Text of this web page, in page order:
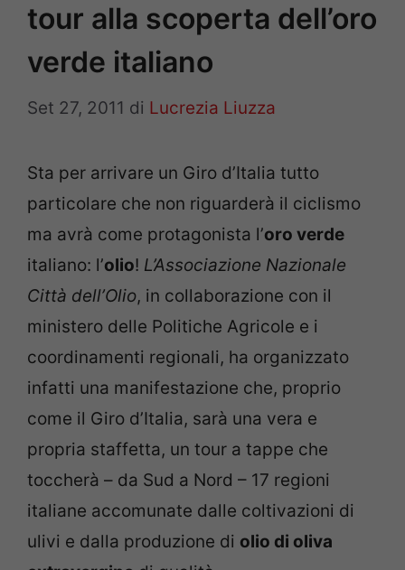
tour alla scoperta dell’oro
verde italiano
Set 27, 2011 di Lucrezia Liuzza
Sta per arrivare un Giro d’Italia tutto
particolare che non riguarderà il ciclismo
ma avrà come protagonista l’oro verde
italiano: l’olio! L’Associazione Nazionale
Città dell’Olio, in collaborazione con il
ministero delle Politiche Agricole e i
coordinamenti regionali, ha organizzato
infatti una manifestazione che, proprio
come il Giro d’Italia, sarà una vera e
propria staffetta, un tour a tappe che
toccherà – da Sud a Nord – 17 regioni
italiane accomunate dalle coltivazioni di
ulivi e dalla produzione di olio di oliva